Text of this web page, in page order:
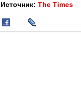
Источник: The Times